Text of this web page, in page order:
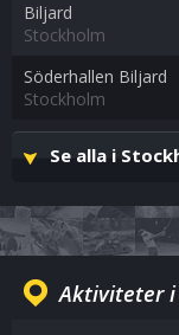
Biljard
Stockholm
Söderhallen Biljard
Stockholm
Se alla i
Aktiviteter i